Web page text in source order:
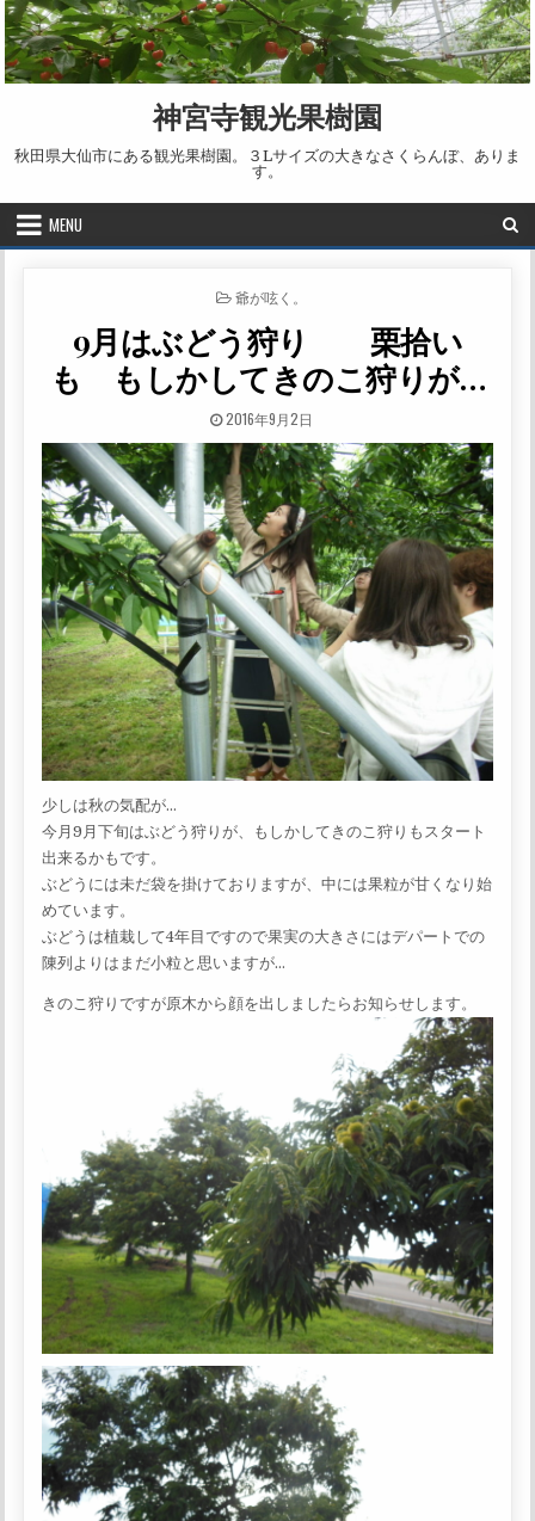
Skip to content
神宮寺観光果樹園
秋田県大仙市にある観光果樹園。３Lサイズの大きなさくらんぼ、ありま
す。
MENU
POSTED IN
爺が呟く。
9月はぶどう狩り 栗拾い
も もしかしてきのこ狩りが…
PUBLISHED DATE:
2016年9月2日
少しは秋の気配が…
今月9月下旬はぶどう狩りが、もしかしてきのこ狩りもスタート
出来るかもです。
ぶどうには未だ袋を掛けておりますが、中には果粒が甘くなり始
めています。
ぶどうは植栽して4年目ですので果実の大きさにはデパートでの
陳列よりはまだ小粒と思いますが…
きのこ狩りですが原木から顔を出しましたらお知らせします。